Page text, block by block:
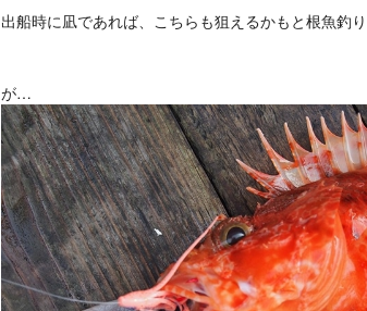
出船時に凪であれば、こちらも狙えるかもと根魚釣
が…